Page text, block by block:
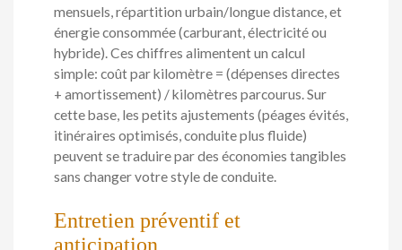
mensuels, répartition urbain/longue distance, et
énergie consommée (carburant, électricité ou
hybride). Ces chiffres alimentent un calcul
simple: coût par kilomètre = (dépenses directes
+ amortissement) / kilomètres parcourus. Sur
cette base, les petits ajustements (péages évités,
itinéraires optimisés, conduite plus fluide)
peuvent se traduire par des économies tangibles
sans changer votre style de conduite.
Entretien préventif et
anticipation